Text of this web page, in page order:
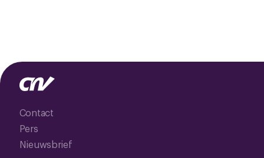
Contact
Pers
Nieuwsbrief